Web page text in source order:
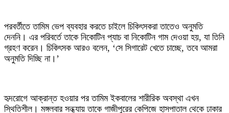
পরবর্তীতে তামিম ভেপ ব্যবহার করতে চাইলে চিকিৎসকরা তাতেও অনুমতি
দেননি। এর পরিবর্তে তাকে নিকোটিন প্যাচ বা নিকোটিন গাম দেওয়া হয়, যা তিনি
গ্রহণ করেন। চিকিৎসক আরও বলেন, ‘সে সিগারেট খেতে চাচ্ছে, তবে আমরা
অনুমতি দিচ্ছি না।’
হৃদরোগে আক্রান্ত হওয়ার পর তামিম ইকবালের শারীরিক অবস্থা এখন
স্থিতিশীল। মঙ্গলবার সন্ধ্যায় তাকে গাজীপুরের কেপিজে হাসপাতাল থেকে ঢাকার